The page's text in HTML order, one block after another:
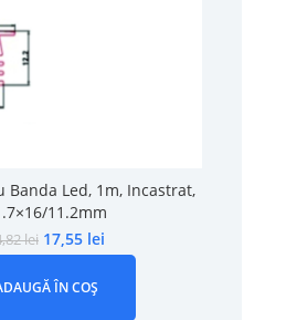
Banda Led, 1m, Incastrat,
11.2mm
lei 17,55 lei
ÎN COȘ